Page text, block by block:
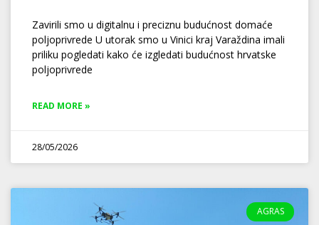
Zavirili smo u digitalnu i preciznu budućnost domaće
poljoprivrede U utorak smo u Vinici kraj Varaždina imali
priliku pogledati kako će izgledati budućnost hrvatske
poljoprivrede
READ MORE »
28/05/2026
AGRAS